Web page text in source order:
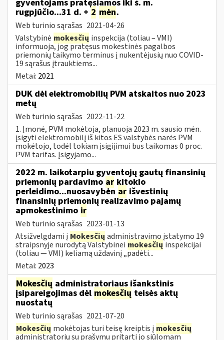
gyventojams pratęsiamos iki š. m.
rugpjūčio...31 d. + 2 mėn.
Web turinio sąrašas 2021-04-26
Valstybinė mokesčių inspekcija (toliau – VMI)
informuoja, jog pratęsus mokestinės pagalbos
priemonių taikymo terminus į nukentėjusių nuo COVID-
19 sąrašus įtrauktiems...
Metai: 2021
DUK dėl elektromobilių PVM atskaitos nuo 2023
metų
Web turinio sąrašas 2022-11-22
1. Įmonė, PVM mokėtoja, planuoja 2023 m. sausio mėn.
įsigyti elektromobilį iš kitos ES valstybės narės PVM
mokėtojo, todėl tokiam įsigijimui bus taikomas 0 proc.
PVM tarifas. Įsigyjamo...
2022 m. laikotarpiu gyventojų gautų finansinių
priemonių pardavimo ar kitokio
perleidimo...nuosavybėn ar išvestinių
finansinių priemonių realizavimo pajamų
apmokestinimo ir
Web turinio sąrašas 2023-01-13
Atsižvelgdami į Mokesčių administravimo įstatymo 19
straipsnyje nurodytą Valstybinei mokesčių inspekcijai
(toliau — VMI) keliamą uždavinį „padėti...
Metai: 2023
Mokesčių administratoriaus išankstinis
įsipareigojimas dėl mokesčių teisės aktų
nuostatų
Web turinio sąrašas 2021-07-20
Mokesčių mokėtojas turi teisę kreiptis į mokesčių
administratorių su prašymu pritarti jo siūlomam